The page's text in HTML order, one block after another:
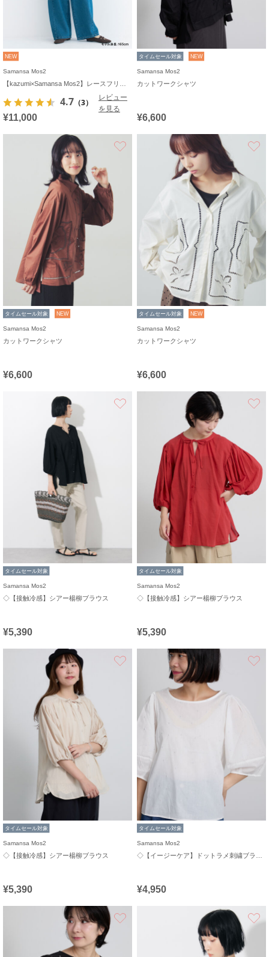
NEW
Samansa Mos2
4.7 （3）
レビュー
を見る
¥11,000
タイムセール対象 NEW
Samansa Mos2
カットワークシャツ
¥6,600
タイムセール対象 NEW
Samansa Mos2
カットワークシャツ
¥6,600
タイムセール対象 NEW
Samansa Mos2
カットワークシャツ
¥6,600
タイムセール対象
Samansa Mos2
◇【接触冷感】シアー楊柳ブラウス
¥5,390
タイムセール対象
Samansa Mos2
◇【接触冷感】シアー楊柳ブラウス
¥5,390
お気に入り
タイムセール対象
Samansa Mos2
◇【接触冷感】シアー楊柳ブラウス
¥5,390
タイムセール対象
Samansa Mos2
¥4,950